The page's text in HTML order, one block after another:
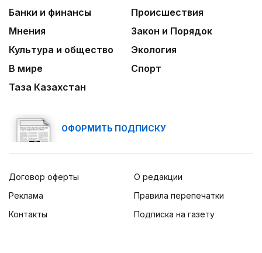
Банки и финансы
Происшествия
Мнения
Закон и Порядок
Культура и общество
Экология
В мире
Спорт
Таза Казахстан
ОФОРМИТЬ ПОДПИСКУ
Договор оферты
Реклама
Контакты
О редакции
Правила перепечатки
Подписка на газету